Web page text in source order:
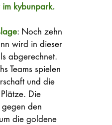
im kybunpark.
: Noch zehn
wird in dieser
abgerechnet.
Teams spielen
und die
Die
den
die goldene